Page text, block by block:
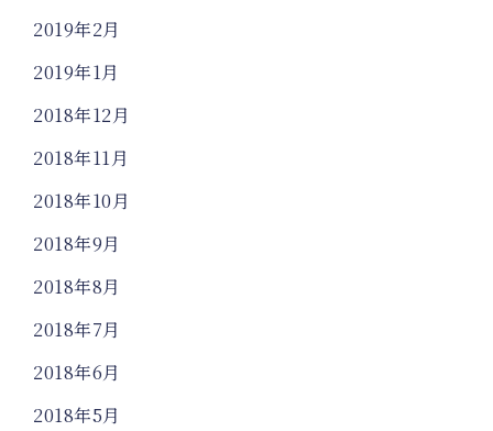
2019年2月
2019年1月
2018年12月
2018年11月
2018年10月
2018年9月
2018年8月
2018年7月
2018年6月
2018年5月